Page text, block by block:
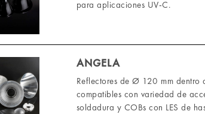
para aplicaciones UV-C.
ANGELA
Reflectores de Ø 120 mm dentro
compatibles con variedad de
soldadura y COBs con LES de